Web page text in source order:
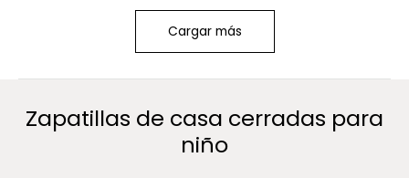
Cargar más
Zapatillas de casa cerradas para
niño